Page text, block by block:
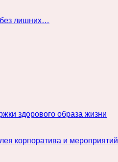
лишних…
здорового образа жизни
корпоратива и мероприятий